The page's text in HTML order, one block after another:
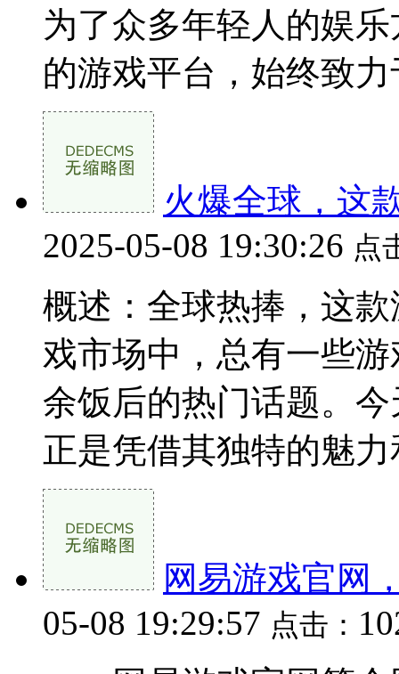
为了众多年轻人的娱
的游戏平台，始终致
火爆全球，这
2025-05-08 19:30:26 点
概述：全球热捧，这
戏市场中，总有一些
余饭后的热门话题。
正是凭借其独特的魅力
网易游戏官网
05-08 19:29:57 点击：